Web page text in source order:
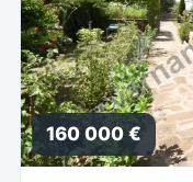
160 000 €